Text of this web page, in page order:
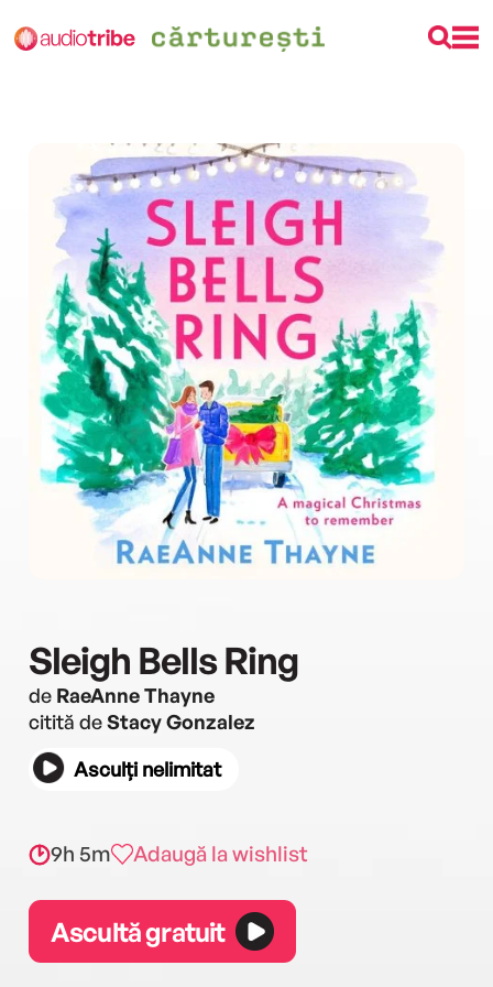
Sleigh Bells Ring
de RaeAnne Thayne
citită deStacy Gonzalez
Asculți nelimitat
9h 5m Adaugă la wishlist
Ascultă gratuit